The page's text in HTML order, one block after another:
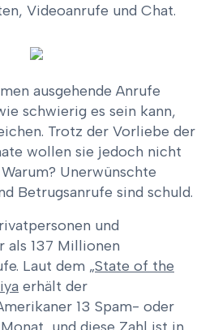
Videoanrufe und Chat.
ausgehende Anrufe
schwierig es sein kann,
Trotz der Vorliebe der
wollen sie jedoch nicht
Unerwünschte
Betrugsanrufe sind schuld.
und
als 137 Millionen
Laut dem „State of the
erhält der
13 Spam- oder